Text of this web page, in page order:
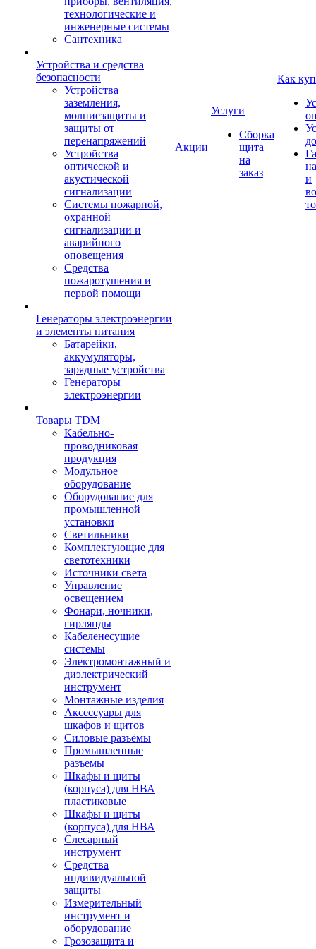
технологические и
инженерные системы
Сантехника
Устройства и средства
безопасности
Устройства
заземления,
молниезащиты и
защиты от
перенапряжений
Устройства
оптической и
акустической
сигнализации
Системы пожарной,
охранной
сигнализации и
аварийного
оповещения
Средства
пожаротушения и
первой помощи
Генераторы электроэнергии
и элементы питания
Батарейки,
аккумуляторы,
зарядные устройства
Генераторы
электроэнергии
Товары TDM
Кабельно-
проводниковая
продукция
Модульное
оборудование
Оборудование для
промышленной
установки
Светильники
Комплектующие для
светотехники
Источники света
Управление
освещением
Фонари, ночники,
гирлянды
Кабеленесущие
системы
Электромонтажный и
диэлектрический
инструмент
Монтажные изделия
Аксессуары для
шкафов и щитов
Силовые разъёмы
Промышленные
разъемы
Шкафы и щиты
(корпуса) для НВА
пластиковые
Шкафы и щиты
(корпуса) для НВА
Слесарный
инструмент
Средства
индивидуальной
защиты
Измерительный
инструмент и
оборудование
Грозозащита и
Акции
Услуги
Сборка
щита
на
заказ
Как
и